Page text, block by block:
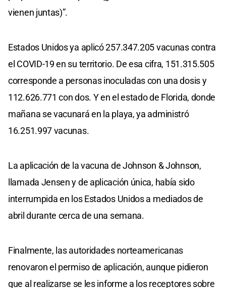
vienen juntas)”.
Estados Unidos ya aplicó 257.347.205 vacunas contra
el COVID-19 en su territorio. De esa cifra, 151.315.505
corresponde a personas inoculadas con una dosis y
112.626.771 con dos. Y en el estado de Florida, donde
mañana se vacunará en la playa, ya administró
16.251.997 vacunas.
La aplicación de la vacuna de Johnson & Johnson,
llamada Jensen y de aplicación única, había sido
interrumpida en los Estados Unidos a mediados de
abril durante cerca de una semana.
Finalmente, las autoridades norteamericanas
renovaron el permiso de aplicación, aunque pidieron
que al realizarse se les informe a los receptores sobre